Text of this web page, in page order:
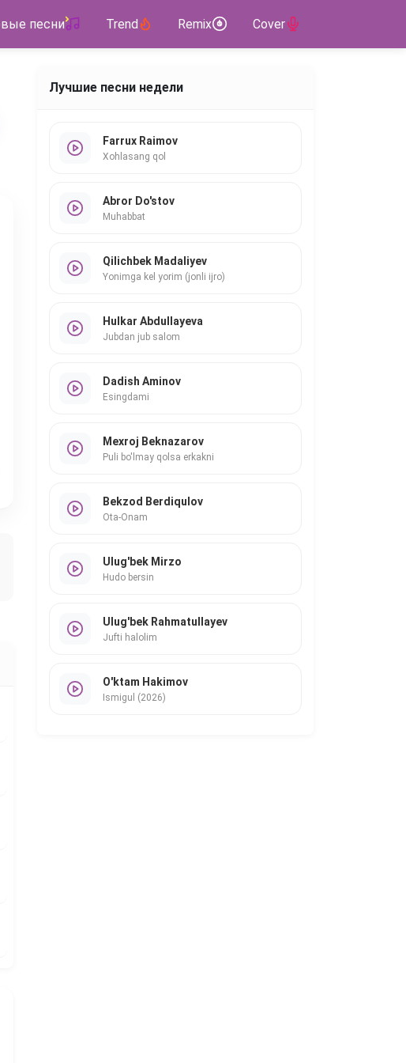
песни Trend Remix Cover
Лучшие песни недели
Farrux Raimov
Xohlasang qol
Abror Do'stov
Muhabbat
Qilichbek Madaliyev
Yonimga kel yorim (jonli ijro)
Hulkar Abdullayeva
Jubdan jub salom
Dadish Aminov
Esingdami
Mexroj Beknazarov
Puli bo'lmay qolsa erkakni
Bekzod Berdiqulov
Ota-Onam
Ulug'bek Mirzo
Hudo bersin
Ulug'bek Rahmatullayev
Jufti halolim
O'ktam Hakimov
Ismigul (2026)